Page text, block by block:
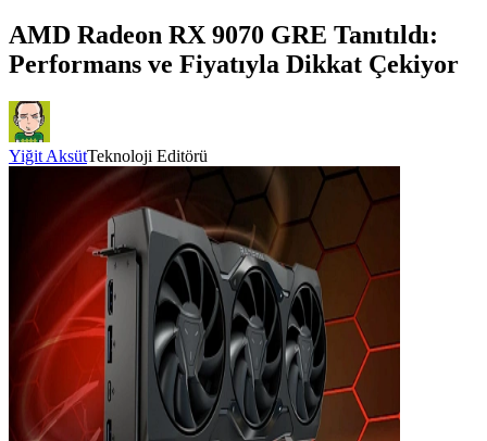
AMD Radeon RX 9070 GRE Tanıtıldı:
Performans ve Fiyatıyla Dikkat Çekiyor
Yiğit AksütTeknoloji Editörü